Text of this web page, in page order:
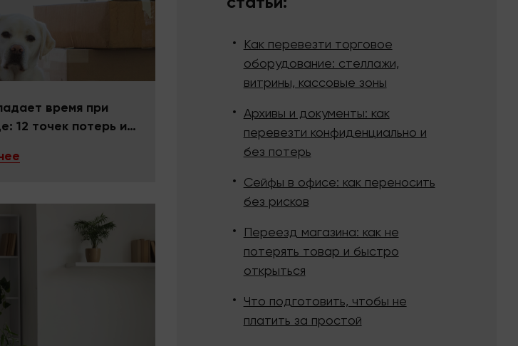
время при
12 точек потерь и
Как перевезти торговое
оборудование: стеллажи,
витрины, кассовые зоны
Архивы и документы: как
перевезти конфиденциально и
без потерь
Сейфы в офисе: как переносить
без рисков
Переезд магазина: как не
потерять товар и быстро
открыться
Что подготовить, чтобы не
платить за простой